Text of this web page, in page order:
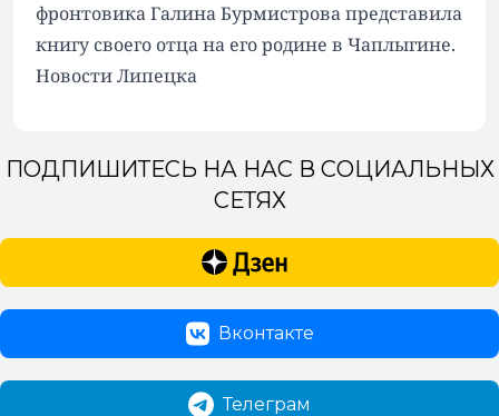
фронтовика Галина Бурмистрова представила
книгу своего отца на его родине в Чаплыгине.
Новости Липецка
ПОДПИШИТЕСЬ НА НАС В СОЦИАЛЬНЫХ
СЕТЯХ
Вконтакте
Телеграм